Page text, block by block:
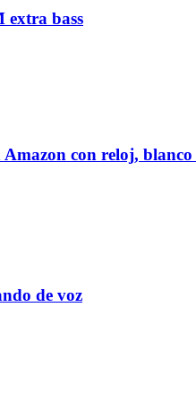
extra bass
Amazon con reloj,
de voz